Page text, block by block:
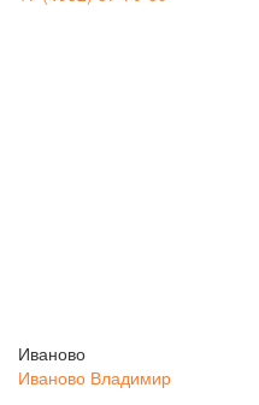
Иваново
Иваново Владимир